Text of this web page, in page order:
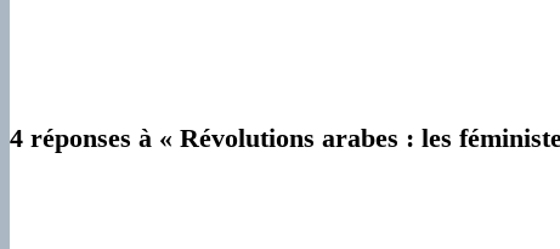
4 réponses à « Révolutions arabes : les